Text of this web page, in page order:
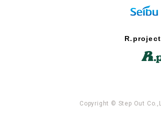
R.project
Copyright © Step Out